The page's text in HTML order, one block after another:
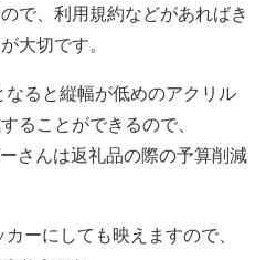
で、利用規約などがあればき
大切です。
なると縦幅が低めのアクリル
ることができるので、
さんは返礼品の際の予算削減
ーにしても映えますので、